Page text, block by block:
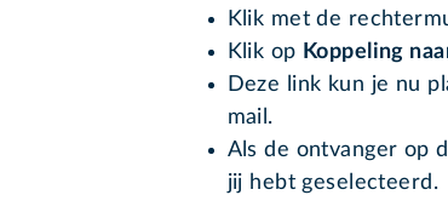
Klik met de
Klik op Koppeling
Deze link kun je nu
mail.
Als de ontvanger op
jij hebt geselecteerd.